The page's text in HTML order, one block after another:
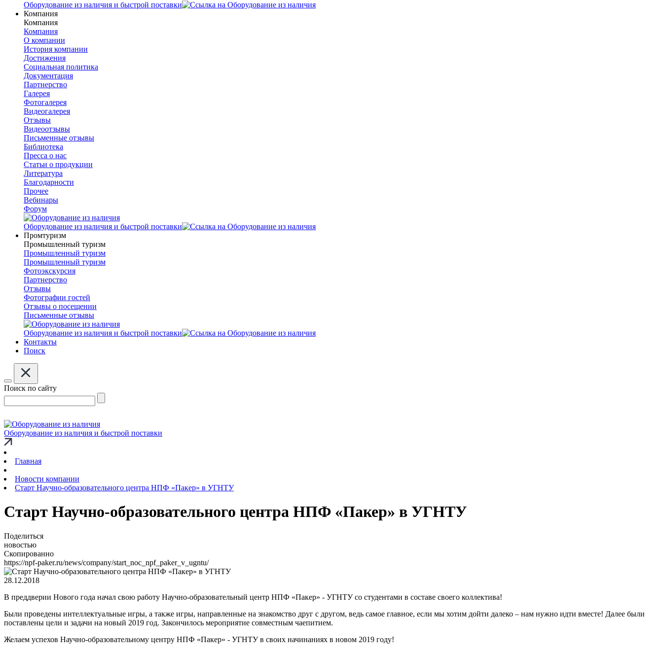
Оборудование из наличия и быстрой поставки
Компания
Компания
Компания
О компании
История компании
Достижения
Социальная политика
Документация
Партнерство
Галерея
Фотогалерея
Видеогалерея
Отзывы
Видеоотзывы
Письменные отзывы
Библиотека
Пресса о нас
Статьи о продукции
Литература
Благодарности
Прочее
Вебинары
Форум
Оборудование из наличия и быстрой поставки
Промтуризм
Промышленный туризм
Промышленный туризм
Промышленный туризм
Фотоэкскурсия
Партнерство
Отзывы
Фотографии гостей
Отзывы о посещении
Письменные отзывы
Оборудование из наличия и быстрой поставки
Контакты
Поиск
Поиск по сайту
Оборудование из наличия и быстрой поставки
Главная
Новости компании
Старт Научно-образовательного центра НПФ «Пакер» в УГНТУ
Старт Научно-образовательного центра НПФ «Пакер» в УГНТУ
Поделиться
новостью
Скопированно
https://npf-paker.ru/news/company/start_noc_npf_paker_v_ugntu/
28.12.2018
В преддверии Нового года начал свою работу Научно-образовательный центр НПФ «Пакер» - УГНТУ со студентами в составе своего коллектива!
Были проведены интеллектуальные игры, а также игры, направленные на знакомство друг с другом, ведь самое главное, если мы хотим дойти далеко – нам нужно идти вместе! Далее были
поставлены цели и задачи на новый 2019 год. Закончилось мероприятие совместным чаепитием.
Желаем успехов Научно-образовательному центру НПФ «Пакер» - УГНТУ в своих начинаниях в новом 2019 году!